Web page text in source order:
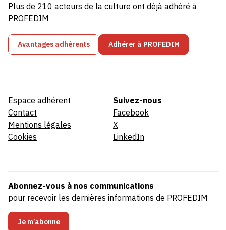
Plus de 210 acteurs de la culture ont déjà adhéré à
PROFEDIM
Avantages adhérents Adhérer à PROFEDIM
Espace adhérent
Contact
Mentions légales
Cookies
Suivez-nous
Facebook
X
LinkedIn
Abonnez-vous à nos communications
pour recevoir les dernières informations de PROFEDIM
Je m’abonne